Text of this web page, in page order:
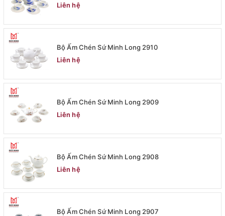
Liên hệ
Bộ Ấm Chén Sứ Minh Long 2910
Liên hệ
Bộ Ấm Chén Sứ Minh Long 2909
Liên hệ
Bộ Ấm Chén Sứ Minh Long 2908
Liên hệ
Bộ Ấm Chén Sứ Minh Long 2907